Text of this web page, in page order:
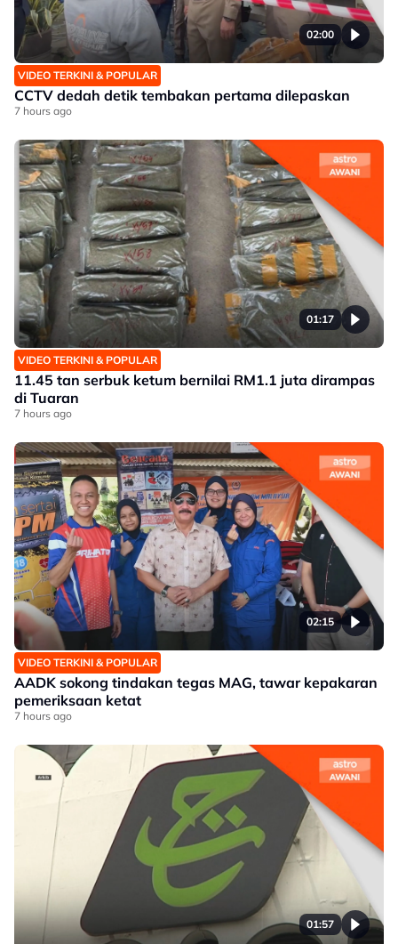
02:00
VIDEO TERKINI & POPULAR
CCTV dedah detik tembakan pertama dilepaskan
7 hours ago
01:17
VIDEO TERKINI & POPULAR
11.45 tan serbuk ketum bernilai RM1.1 juta dirampas
di Tuaran
7 hours ago
02:15
VIDEO TERKINI & POPULAR
AADK sokong tindakan tegas MAG, tawar kepakaran
pemeriksaan ketat
7 hours ago
01:57